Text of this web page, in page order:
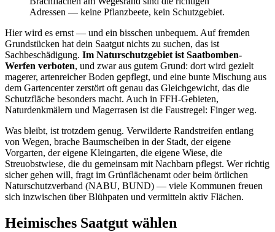
Adressen — keine Pflanzbeete, kein Schutzgebiet.
Hier wird es ernst — und ein bisschen unbequem. Auf fremden
Grundstücken hat dein Saatgut nichts zu suchen, das ist
Sachbeschädigung. Im Naturschutzgebiet ist Saatbomben-
Werfen verboten, und zwar aus gutem Grund: dort wird gezielt
magerer, artenreicher Boden gepflegt, und eine bunte Mischung aus
dem Gartencenter zerstört oft genau das Gleichgewicht, das die
Schutzfläche besonders macht. Auch in FFH-Gebieten,
Naturdenkmälern und Magerrasen ist die Faustregel: Finger weg.
Was bleibt, ist trotzdem genug. Verwilderte Randstreifen entlang
von Wegen, brache Baumscheiben in der Stadt, der eigene
Vorgarten, der eigene Kleingarten, die eigene Wiese, die
Streuobstwiese, die du gemeinsam mit Nachbarn pflegst. Wer richtig
sicher gehen will, fragt im Grünflächenamt oder beim örtlichen
Naturschutzverband (NABU, BUND) — viele Kommunen freuen
sich inzwischen über Blühpaten und vermitteln aktiv Flächen.
Heimisches Saatgut wählen